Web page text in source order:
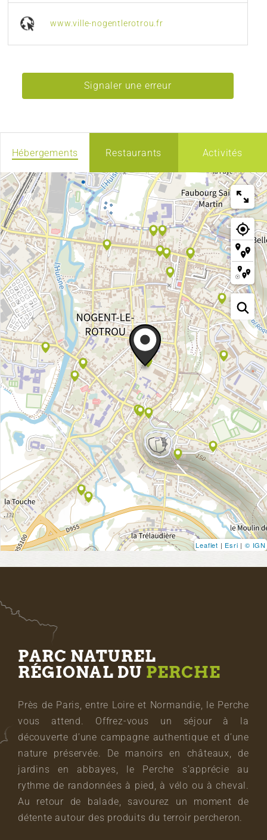
www.ville-nogentlerotrou.fr
Signaler une erreur
Hébergements Restaurants Activités
Leaflet | Esri | © IGN
PARC NATUREL
RÉGIONAL DU PERCHE
Près de Paris, entre Loire et Normandie, le Perche
vous attend. Offrez-vous un séjour à la
découverte d’une campagne authentique et d’une
nature préservée. De manoirs en châteaux, de
jardins en abbayes, le Perche s’apprécie au
rythme de randonnées à pied, à vélo ou à cheval.
Au retour de balade, savourez un moment de
détente autour des produits du terroir percheron.